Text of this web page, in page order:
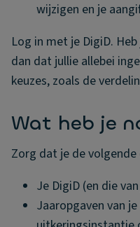
wijzigen en je
Log in met je DigiD.
dan dat jullie allebei
keuzes, zoals de
Wat heb je
Zorg dat je de
Je DigiD (en die
Jaaropgaven van